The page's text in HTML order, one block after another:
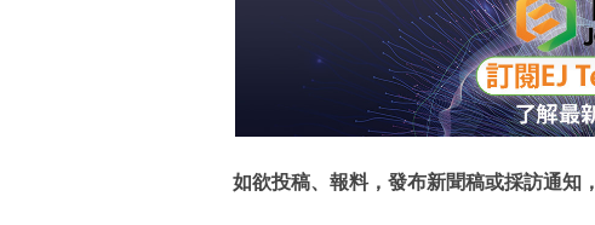
如欲投稿、報料，發布新聞稿或採訪通知，